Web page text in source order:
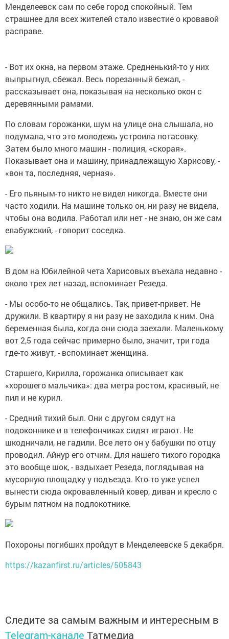
Менделеевск сам по себе город спокойный. Тем
страшнее для всех жителей стало известие о кровавой
расправе.
- Вот их окна, на первом этаже. Средненький-то у них
выпрыгнул, сбежал. Весь порезанный бежал, -
рассказывает она, показывая на несколько окон с
деревянными рамами.
По словам горожанки, шум на улице она слышала, но
подумала, что это молодежь устроила потасовку.
Затем было много машин - полиция, «скорая».
Показывает она и машину, принадлежащую Харисову, -
«вон та, последняя, черная».
- Его пьяным-то никто не видел никогда. Вместе они
часто ходили. На машине только он, ни разу не видела,
чтобы она водила. Работал или нет - не знаю, он же сам
елабужский, - говорит соседка.
В дом на Юбилейной чета Харисовых въехала недавно -
около трех лет назад, вспоминает Резеда.
- Мы особо-то не общались. Так, привет-привет. Не
дружили. В квартиру я ни разу не заходила к ним. Она
беременная была, когда они сюда заехали. Маленькому
вот 2,5 года сейчас примерно было, значит, три года
где-то живут, - вспоминает женщина.
Старшего, Кирилла, горожанка описывает как
«хорошего мальчика»: два метра ростом, красивый, не
пил и не курил.
- Средний тихий был. Они с другом сядут на
подоконнике и в телефончиках сидят играют. Не
шкодничали, не гадили. Все лето он у бабушки по отцу
проводил. Айнур его отчим. Для нашего тихого городка
это вообще шок, - вздыхает Резеда, поглядывая на
мусорную площадку у подъезда. Кто-то уже успел
вынести сюда окровавленный ковер, диван и кресло с
бурым пятном на подлокотнике.
Похороны погибших пройдут в Менделеевске 5 декабря.
https://kazanfirst.ru/articles/505843
Следите за самым важным и интересным в
Telegram-канале Татмедиа